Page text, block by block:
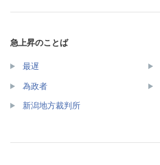
急上昇のことば
最遅
為政者
新潟地方裁判所